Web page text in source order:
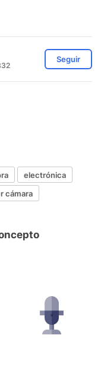
Seguir
electrónica
cámara